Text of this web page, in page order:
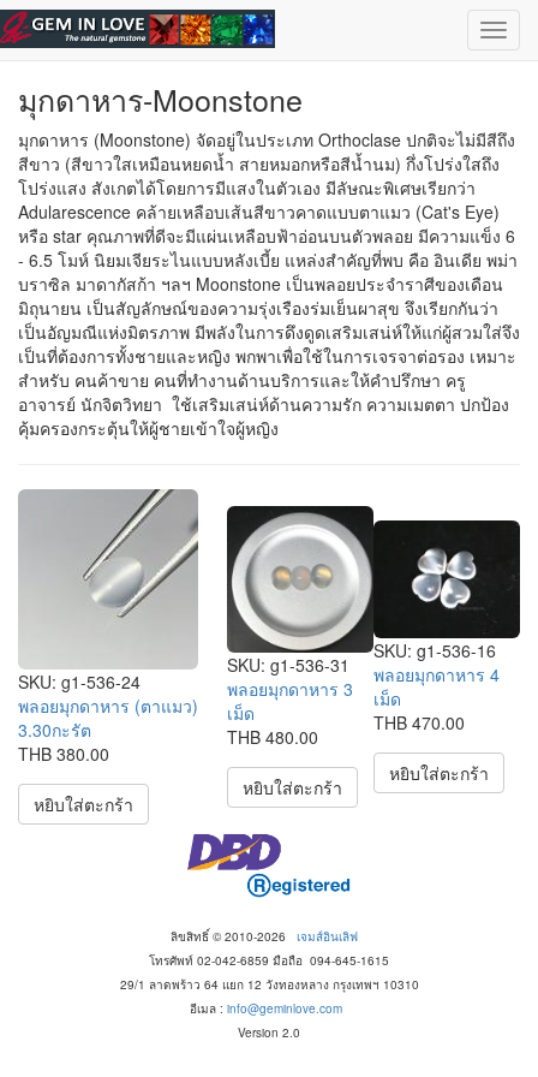
ข้ามไปยังเนื้อหาหลัก
เลือกอัญมณี English
มุกดาหาร-Moonstone
มุกดาหาร (Moonstone) จัดอยู่ในประเภท Orthoclase ปกติจะไม่มีสีถึง
สีขาว (สีขาวใสเหมือนหยดน้ำ สายหมอกหรือสีน้ำนม) กึ่งโปร่งใสถึง
โปร่งแสง สังเกตได้โดยการมีแสงในตัวเอง มีลัษณะพิเศษเรียกว่า
Adularescence คล้ายเหลือบเส้นสีขาวคาดแบบตาแมว (Cat's Eye)
หรือ star คุณภาพที่ดีจะมีแผ่นเหลือบฟ้าอ่อนบนตัวพลอย มีความแข็ง 6
- 6.5 โมห์ นิยมเจียระไนแบบหลังเบี้ย แหล่งสำคัญที่พบ คือ อินเดีย พม่า
บราซิล มาดากัสก้า ฯลฯ Moonstone เป็นพลอยประจำราศีของเดือน
มิถุนายน เป็นสัญลักษณ์ของความรุ่งเรืองร่มเย็นผาสุข จึงเรียกกันว่า
เป็นอัญมณีแห่งมิตรภาพ มีพลังในการดึงดูดเสริมเสน่ห์ให้แก่ผู้สวมใส่จึง
เป็นที่ต้องการทั้งชายและหญิง พกพาเพื่อใช้ในการเจรจาต่อรอง เหมาะ
สำหรับ คนค้าขาย คนที่ทำงานด้านบริการและให้คำปรึกษา ครู
อาจารย์ นักจิตวิทยา ใช้เสริมเสน่ห์ด้านความรัก ความเมตตา ปกป้อง
คุ้มครองกระตุ้นให้ผู้ชายเข้าใจผู้หญิง
SKU: g1-536-24
พลอยมุกดาหาร (ตาแมว)
3.30กะรัต
THB 380.00
หยิบใส่ตะกร้า
SKU: g1-536-31
พลอยมุกดาหาร 3
เม็ด
THB 480.00
หยิบใส่ตะกร้า
SKU: g1-536-16
พลอยมุกดาหาร 4
เม็ด
THB 470.00
หยิบใส่ตะกร้า
ลิขสิทธิ์ © 2010-2026 เจมส์อินเลิฟ
โทรศัพท์ 02-042-6859 มือถือ 094-645-1615
29/1 ลาดพร้าว 64 แยก 12 วังทองหลาง กรุงเทพฯ 10310
อีเมล : info@geminlove.com
Version 2.0